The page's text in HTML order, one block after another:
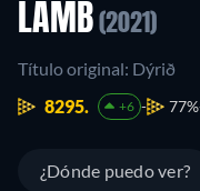
LAMB (2021)
Título original: Dýrið
8295.
+6 77%
¿Dónde puedo ver?